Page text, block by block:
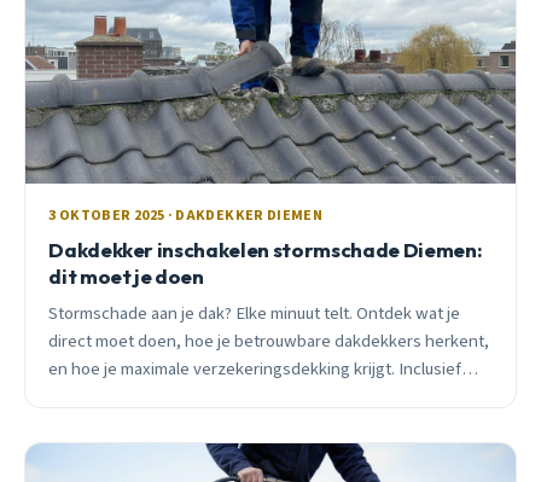
3 OKTOBER 2025 · DAKDEKKER DIEMEN
Dakdekker inschakelen stormschade Diemen:
dit moet je doen
Stormschade aan je dak? Elke minuut telt. Ontdek wat je
direct moet doen, hoe je betrouwbare dakdekkers herkent,
en hoe je maximale verzekeringsdekking krijgt. Inclusief